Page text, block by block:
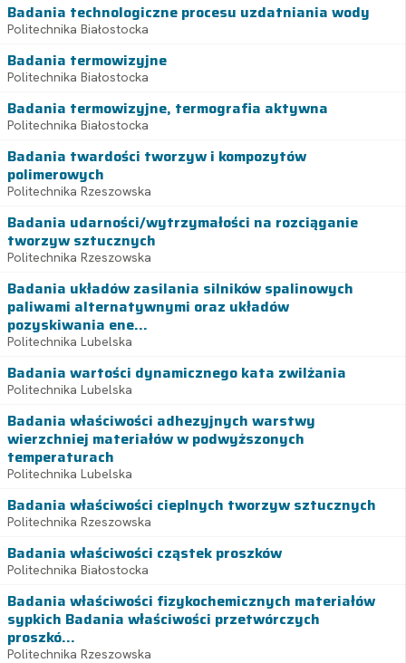
Badania technologiczne procesu uzdatniania wody
Politechnika Białostocka
Badania termowizyjne
Politechnika Białostocka
Badania termowizyjne, termografia aktywna
Politechnika Białostocka
Badania twardości tworzyw i kompozytów
polimerowych
Politechnika Rzeszowska
Badania udarności/wytrzymałości na rozciąganie
tworzyw sztucznych
Politechnika Rzeszowska
Badania układów zasilania silników spalinowych
paliwami alternatywnymi oraz układów
pozyskiwania ene...
Politechnika Lubelska
Badania wartości dynamicznego kata zwilżania
Politechnika Lubelska
Badania właściwości adhezyjnych warstwy
wierzchniej materiałów w podwyższonych
temperaturach
Politechnika Lubelska
Badania właściwości cieplnych tworzyw sztucznych
Politechnika Rzeszowska
Badania właściwości cząstek proszków
Politechnika Białostocka
Badania właściwości fizykochemicznych materiałów
sypkich Badania właściwości przetwórczych
proszkó...
Politechnika Rzeszowska